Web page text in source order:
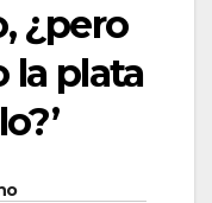
¿pero
la plata